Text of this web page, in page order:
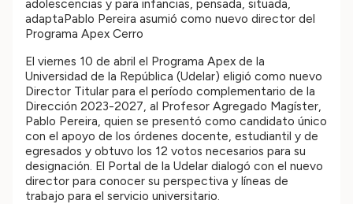
adolescencias y para infancias, pensada, situada,
adaptaPablo Pereira asumió como nuevo director del
Programa Apex Cerro
El viernes 10 de abril el Programa Apex de la
Universidad de la República (Udelar) eligió como nuevo
Director Titular para el período complementario de la
Dirección 2023-2027, al Profesor Agregado Magíster,
Pablo Pereira, quien se presentó como candidato único
con el apoyo de los órdenes docente, estudiantil y de
egresados y obtuvo los 12 votos necesarios para su
designación. El Portal de la Udelar dialogó con el nuevo
director para conocer su perspectiva y líneas de
trabajo para el servicio universitario.